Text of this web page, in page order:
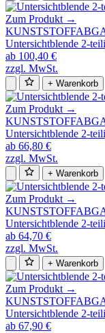
Zum Produkt →
Untersichtblende 2-
ab 100,40 €
zzgl. MwSt.
+ Warenkorb
Zum Produkt →
Untersichtblende 2-
ab 66,80 €
zzgl. MwSt.
+ Warenkorb
Zum Produkt →
Untersichtblende 2-
ab 64,70 €
zzgl. MwSt.
+ Warenkorb
Zum Produkt →
Untersichtblende 2-
ab 67,90 €